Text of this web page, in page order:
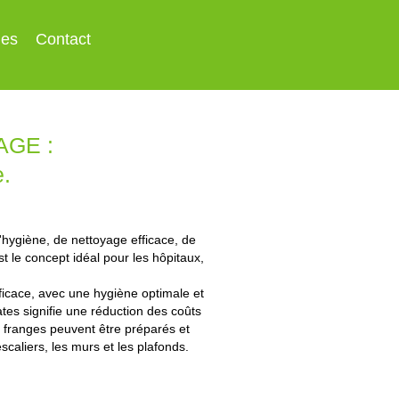
Contact
:
de nettoyage efficace, de
le concept idéal pour les hôpitaux,
avec une hygiène optimale et
signifie une réduction des coûts
peuvent être préparés et
les murs et les plafonds.